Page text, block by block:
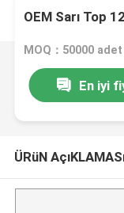
OEM Sarı Top
MOQ：50000 adet
En iyi
ÜRüN